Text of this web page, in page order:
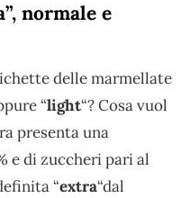
normale e
delle marmellate
“light“? Cosa vuol
presenta una
e di zuccheri pari al
“extra“dal